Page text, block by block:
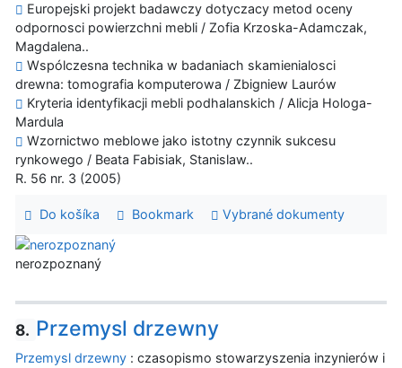
Europejski projekt badawczy dotyczacy metod oceny
odpornosci powierzchni mebli / Zofia Krzoska-Adamczak,
Magdalena..
Wspólczesna technika w badaniach skamienialosci
drewna: tomografia komputerowa / Zbigniew Laurów
Kryteria identyfikacji mebli podhalanskich / Alicja Hologa-
Mardula
Wzornictwo meblowe jako istotny czynnik sukcesu
rynkowego / Beata Fabisiak, Stanislaw..
R. 56 nr. 3 (2005)
Do košíka Bookmark Vybrané dokumenty
nerozpoznaný
8. Przemysl drzewny
Przemysl drzewny : czasopismo stowarzyszenia inzynierów i